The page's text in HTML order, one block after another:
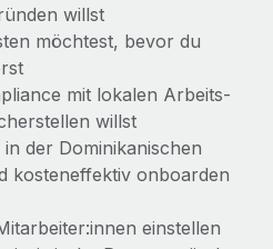
in 19 Ländern
Marktführer im Bereich der
Apps. Das...
willst
möchtest, bevor du
mit lokalen Arbeits‑
willst
der Dominikanischen
kosteneffektiv onboarden
einstellen